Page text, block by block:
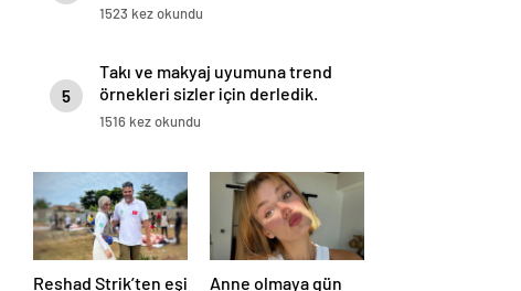
1523 kez okundu
5
Takı ve makyaj uyumuna trend
örnekleri sizler için derledik.
1516 kez okundu
Reshad Strik’ten eşi
Anne olmaya gün